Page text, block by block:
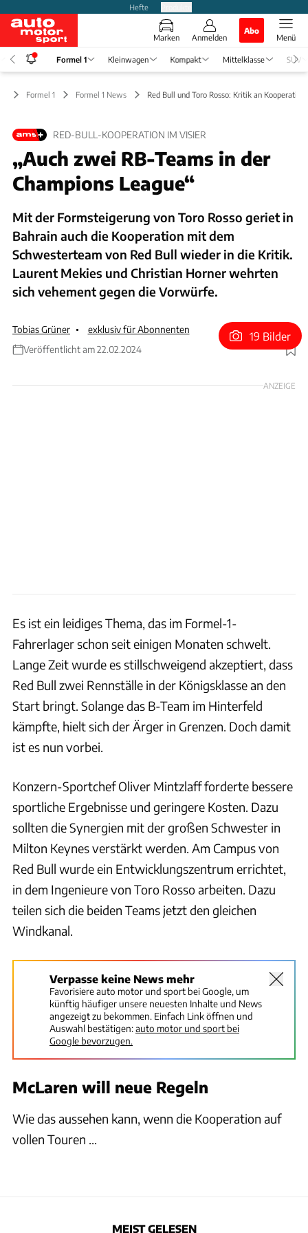
Hefte
Marken Anmelden
Abo
Menü
Formel 1 Kleinwagen Kompakt Mittelklasse SUV
Formel 1 Formel 1 News Red Bull und Toro Rosso: Kritik an Kooperation
RED-BULL-KOOPERATION IM VISIER
„Auch zwei RB-Teams in der
Champions League“
Mit der Formsteigerung von Toro Rosso geriet in
Bahrain auch die Kooperation mit dem
Schwesterteam von Red Bull wieder in die Kritik.
Laurent Mekies und Christian Horner wehrten
sich vehement gegen die Vorwürfe.
Tobias Grüner
exklusiv für Abonnenten
Veröffentlicht am 22.02.2024
Foto: xpb
19 Bilder
ANZEIGE
Es ist ein leidiges Thema, das im Formel-1-
Fahrerlager schon seit einigen Monaten schwelt.
Lange Zeit wurde es stillschweigend akzeptiert, dass
Red Bull zwei Rennställe in der Königsklasse an den
Start bringt. Solange das B-Team im Hinterfeld
kämpfte, hielt sich der Ärger in Grenzen. Doch damit
ist es nun vorbei.
Konzern-Sportchef Oliver Mintzlaff forderte bessere
sportliche Ergebnisse und geringere Kosten. Dazu
sollten die Synergien mit der großen Schwester in
Milton Keynes verstärkt werden. Am Campus von
Red Bull wurde ein Entwicklungszentrum errichtet,
in dem Ingenieure von Toro Rosso arbeiten. Dazu
teilen sich die beiden Teams jetzt den gleichen
Windkanal.
Verpasse keine News mehr
Favorisiere auto motor und sport bei Google, um
künftig häufiger unsere neuesten Inhalte und News
angezeigt zu bekommen. Einfach Link öffnen und
Auswahl bestätigen:auto motor und sport bei
Google bevorzugen.
McLaren will neue Regeln
Wie das aussehen kann, wenn die Kooperation auf
vollen Touren ...
MEIST GELESEN